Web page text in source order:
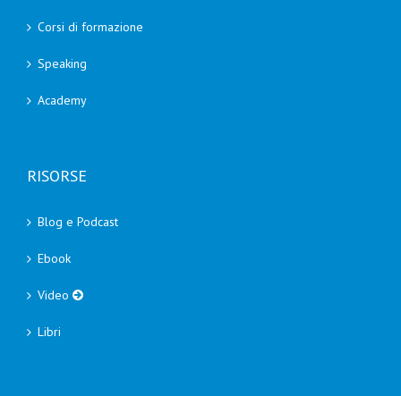
Corsi di formazione
Speaking
Academy
RISORSE
Blog e Podcast
Ebook
Video
Libri